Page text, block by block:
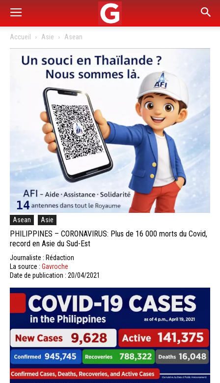
Accueil Asie Asean
Asean Asie
PHILIPPINES – CORONAVIRUS: Plus de 16 000 morts du Covid,
record en Asie du Sud-Est
Journaliste : Rédaction
La source : Gavroche
Date de publication : 20/04/2021